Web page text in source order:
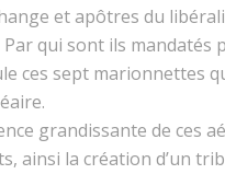
et apôtres du
qui sont ils
ces sept mar­i­on­nettes
gran­dis­sante de ces
ain­si la créa­tion d’un